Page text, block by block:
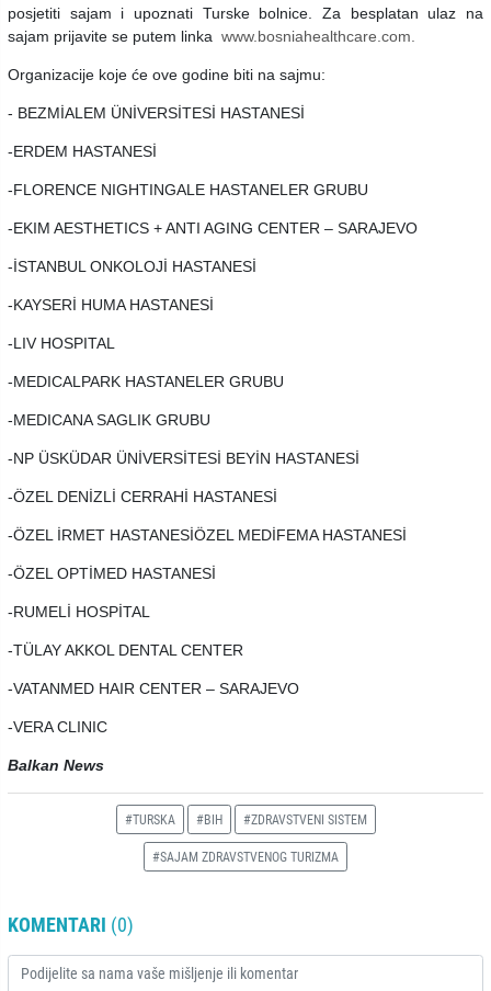
posjetiti sajam i upoznati Turske bolnice. Za besplatan ulaz na
sajam prijavite se putem linka www.bosniahealthcare.com.
Organizacije koje će ove godine biti na sajmu:
- BEZMİALEM ÜNİVERSİTESİ HASTANESİ
-ERDEM HASTANESİ
-FLORENCE NIGHTINGALE HASTANELER GRUBU
-EKIM AESTHETICS + ANTI AGING CENTER – SARAJEVO
-İSTANBUL ONKOLOJİ HASTANESİ
-KAYSERİ HUMA HASTANESİ
-LIV HOSPITAL
-MEDICALPARK HASTANELER GRUBU
-MEDICANA SAGLIK GRUBU
-NP ÜSKÜDAR ÜNİVERSİTESİ BEYİN HASTANESİ
-ÖZEL DENİZLİ CERRAHİ HASTANESİ
-ÖZEL İRMET HASTANESİÖZEL MEDİFEMA HASTANESİ
-ÖZEL OPTİMED HASTANESİ
-RUMELİ HOSPİTAL
-TÜLAY AKKOL DENTAL CENTER
-VATANMED HAIR CENTER – SARAJEVO
-VERA CLINIC
Balkan News
#TURSKA #BIH #ZDRAVSTVENI SISTEM
#SAJAM ZDRAVSTVENOG TURIZMA
KOMENTARI (0)